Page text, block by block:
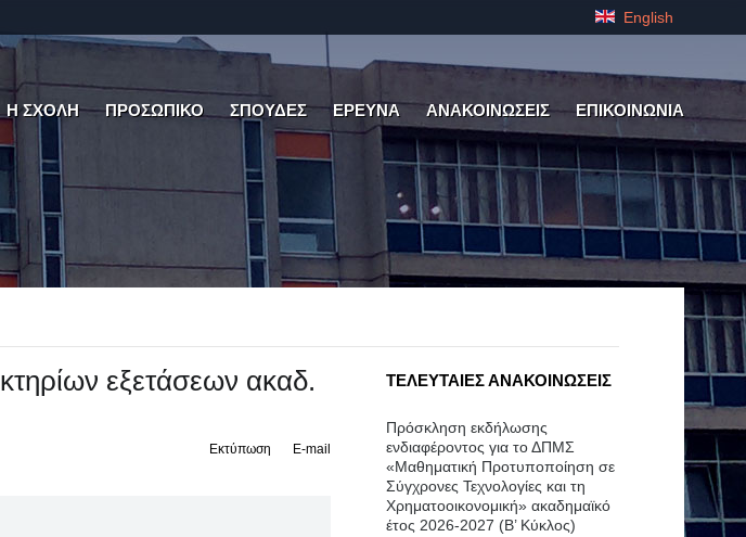
English
Η ΣΧΟΛΗ ΠΡΟΣΩΠΙΚΟ ΣΠΟΥΔΕΣ ΕΡΕΥΝΑ ΑΝΑΚΟΙΝΩΣΕΙΣ ΕΠΙΚΟΙΝΩΝΙΑ
εξετάσεων ακαδ.
E-mail
Εκτύπωση
ΤΕΛΕΥΤΑΙΕΣ ΑΝΑΚΟΙΝΩΣΕΙΣ
Πρόσκληση εκδήλωσης
ενδιαφέροντος για το ΔΠΜΣ
«Μαθηματική Προτυποποίηση σε
Σύγχρονες Τεχνολογίες και τη
Χρηματοοικονομική» ακαδημαϊκό
έτος 2026-2027 (B’ Kύκλος)